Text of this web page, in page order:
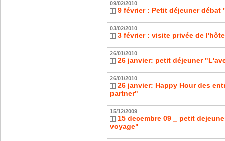
09/02/2010
9 février : Petit déjeuner débat
03/02/2010
3 février : visite privée de
26/01/2010
26 janvier: petit déjeuner
26/01/2010
26 janvier: Happy Hour des
partner"
15/12/2009
15 decembre 09 _ petit
voyage"